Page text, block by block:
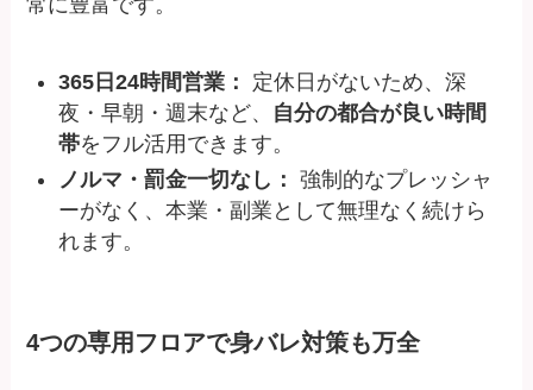
365日24時間営業：
定休日がないため、深
夜・早朝・週末など、 自分の都合が良い時間
帯をフル活用できます。
ノルマ・罰金一切なし： 強制的なプレッシャ
ーがなく、本業・副業として無理なく続けら
れます。
4つの専用フロアで身バレ対策も万全